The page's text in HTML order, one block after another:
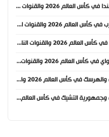
موعد مباراة هايتي واسكتلندا في كأس العالم 2026 والقنوات الناقلة
موعد مباراة البرازيل والمغرب في كأس العالم 2026 والقنوات الناقلة
موعد مباراة قطر وسويسرا في كأس العالم 2026 والقنوات الناقلة
موعد مباراة أمريكا والباراغواي في كأس العالم 2026 والقنوات الناقلة
موعد مباراة كندا والبوسنة والهرسك في كأس العالم 2026 والقنوات الناقلة
موعد مباراة كوريا الجنوبية وجمهورية التشيك في كأس العالم 2026 والقنوات الناقلة